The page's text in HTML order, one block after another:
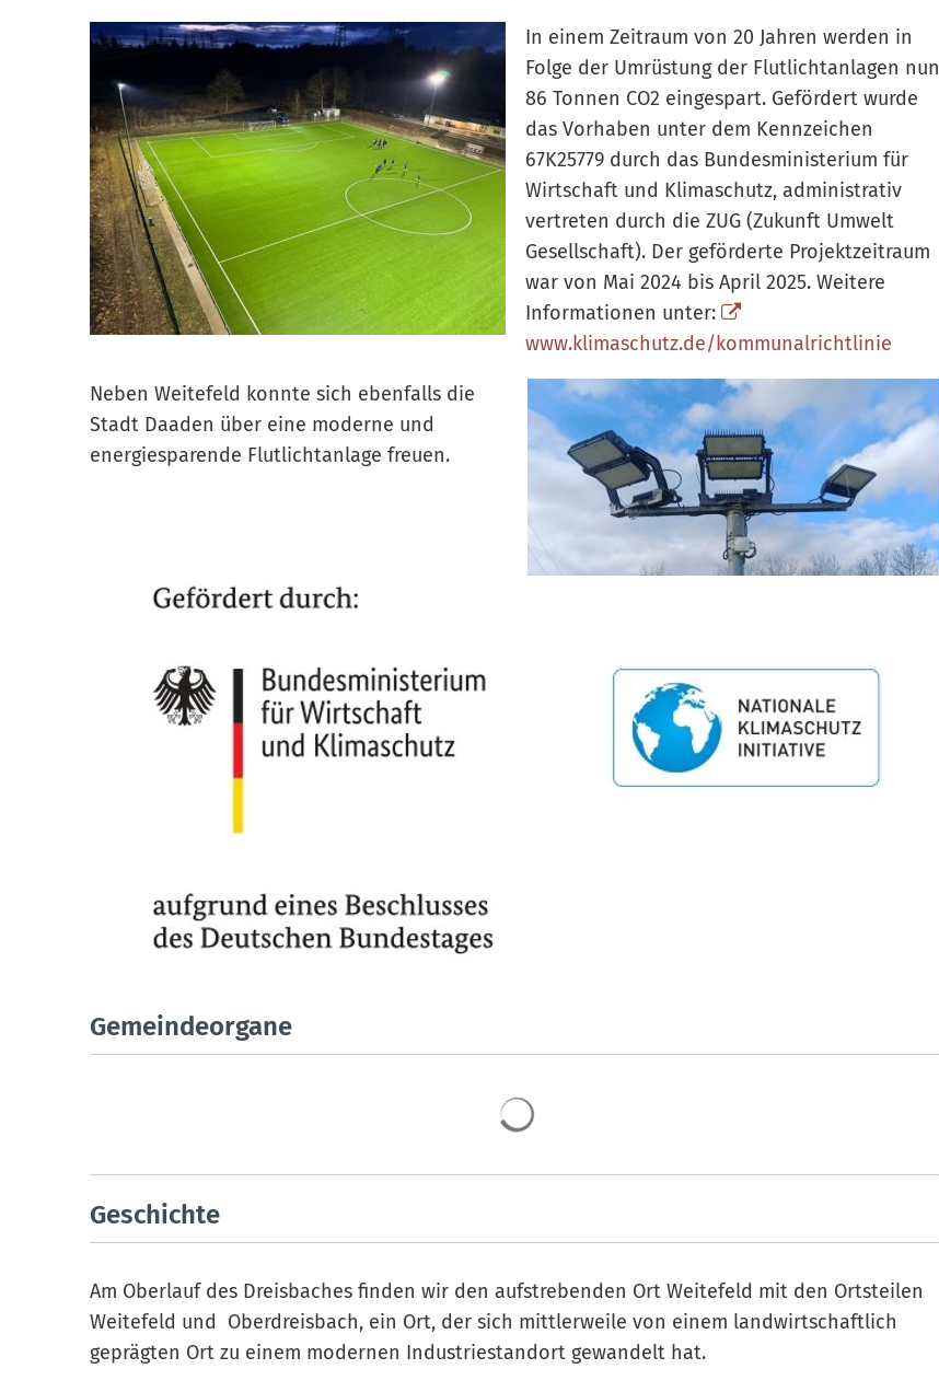
In einem Zeitraum von 20 Jahren werden in
Folge der Umrüstung der Flutlichtanlagen nun
86 Tonnen CO2 eingespart. Gefördert wurde
das Vorhaben unter dem Kennzeichen
67K25779 durch das Bundesministerium für
Wirtschaft und Klimaschutz, administrativ
vertreten durch die ZUG (Zukunft Umwelt
Gesellschaft). Der geförderte Projektzeitraum
war von Mai 2024 bis April 2025. Weitere
Informationen unter:
www.klimaschutz.de/kommunalrichtlinie
Neben Weitefeld konnte sich ebenfalls die
Stadt Daaden über eine moderne und
energiesparende Flutlichtanlage freuen.
Gemeindeorgane
Geschichte
Am Oberlauf des Dreisbaches finden wir den aufstrebenden Ort Weitefeld mit den Ortsteilen
Weitefeld und Oberdreisbach, ein Ort, der sich mittlerweile von einem landwirtschaftlich
geprägten Ort zu einem modernen Industriestandort gewandelt hat.